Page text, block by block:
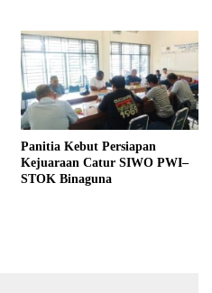
Panitia Kebut Persiapan
Kejuaraan Catur SIWO PWI–
STOK Binaguna